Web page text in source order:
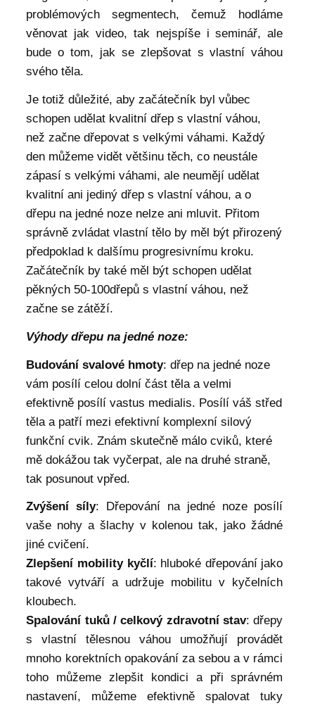
problémových segmentech, čemuž hodláme
věnovat jak video, tak nejspíše i seminář, ale
bude o tom, jak se zlepšovat s vlastní váhou
svého těla.
Je totiž důležité, aby začátečník byl vůbec
schopen udělat kvalitní dřep s vlastní váhou,
než začne dřepovat s velkými váhami. Každý
den můžeme vidět většinu těch, co neustále
zápasí s velkými váhami, ale neumějí udělat
kvalitní ani jediný dřep s vlastní váhou, a o
dřepu na jedné noze nelze ani mluvit. Přitom
správně zvládat vlastní tělo by měl být přirozený
předpoklad k dalšímu progresivnímu kroku.
Začátečník by také měl být schopen udělat
pěkných 50-100dřepů s vlastní váhou, než
začne se zátěží.
Výhody dřepu na jedné noze:
Budování svalové hmoty: dřep na jedné noze
vám posílí celou dolní část těla a velmi
efektivně posílí vastus medialis. Posílí váš střed
těla a patří mezi efektivní komplexní silový
funkční cvik. Znám skutečně málo cviků, které
mě dokážou tak vyčerpat, ale na druhé straně,
tak posunout vpřed.
Zvýšení síly: Dřepování na jedné noze posílí
vaše nohy a šlachy v kolenou tak, jako žádné
jiné cvičení.
Zlepšení mobility kyčlí: hluboké dřepování jako
takové vytváří a udržuje mobilitu v kyčelních
kloubech.
Spalování tuků / celkový zdravotní stav: dřepy
s vlastní tělesnou váhou umožňují provádět
mnoho korektních opakování za sebou a v rámci
toho můžeme zlepšit kondici a při správném
nastavení, můžeme efektivně spalovat tuky